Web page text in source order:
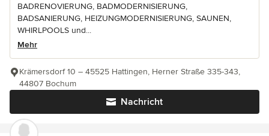
BADRENOVIERUNG, BADMODERNISIERUNG,
BADSANIERUNG, HEIZUNGMODERNISIERUNG, SAUNEN,
WHIRLPOOLS und...
Mehr
Nachricht
Krämersdorf 10 – 45525 Hattingen, Herner Straße 335-343,
44807 Bochum